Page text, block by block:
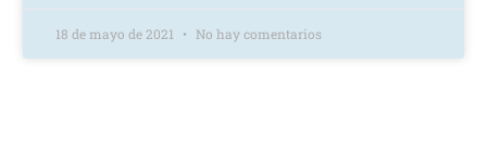
18 de mayo de 2021 No hay comentarios